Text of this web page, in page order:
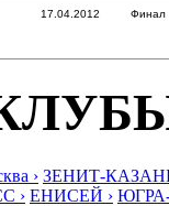
17.04.2012 Финал
› ЗЕНИТ-
› ЕНИСЕЙ ›